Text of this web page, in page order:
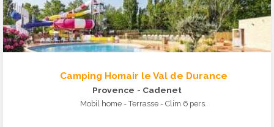
Camping Homair le Val de Durance
Provence - Cadenet
Mobil home - Terrasse - Clim 6 pers.